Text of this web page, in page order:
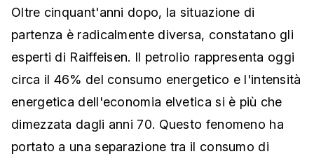
Oltre cinquant'anni dopo, la situazione di
partenza è radicalmente diversa, constatano gli
esperti di Raiffeisen. Il petrolio rappresenta oggi
circa il 46% del consumo energetico e l'intensità
energetica dell'economia elvetica si è più che
dimezzata dagli anni 70. Questo fenomeno ha
portato a una separazione tra il consumo di